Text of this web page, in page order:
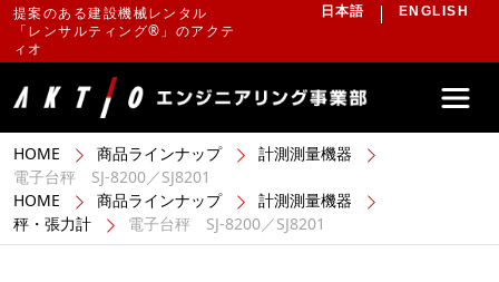
提案のある建設機械レンタル
「レンサルティング®」のアクテ
ィオ
日本語 ENGLISH
HOME 商品ラインナップ
計測測量機器
電子台秤 SJ-8200／SJ8201
HOME
商品ラインナップ
計測測量機器
秤・張力計
電子台秤 SJ-8200／SJ8201